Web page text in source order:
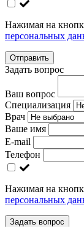
Нажимая на
персональных
Отправить
Задать вопрос
Ваш вопрос
Специализация
Врач
Ваше имя
E-mail
Телефон
Нажимая на
персональных
Задать вопрос